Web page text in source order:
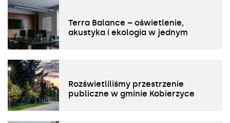
Terra Balance – oświetlenie,
akustyka i ekologia w jednym
Rozświetliliśmy przestrzenie
publiczne w gminie Kobierzyce